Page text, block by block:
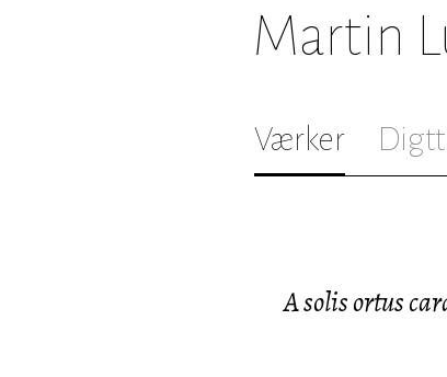
Martin
Værker
A solis ortus